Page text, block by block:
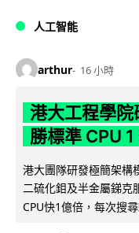
人工智能
arthur 16 小時
港大工程學
勝標準 CPU 1
港大團隊研發極簡架構
二硫化鉬及半金屬銻克
CPU快1億倍，每次搜